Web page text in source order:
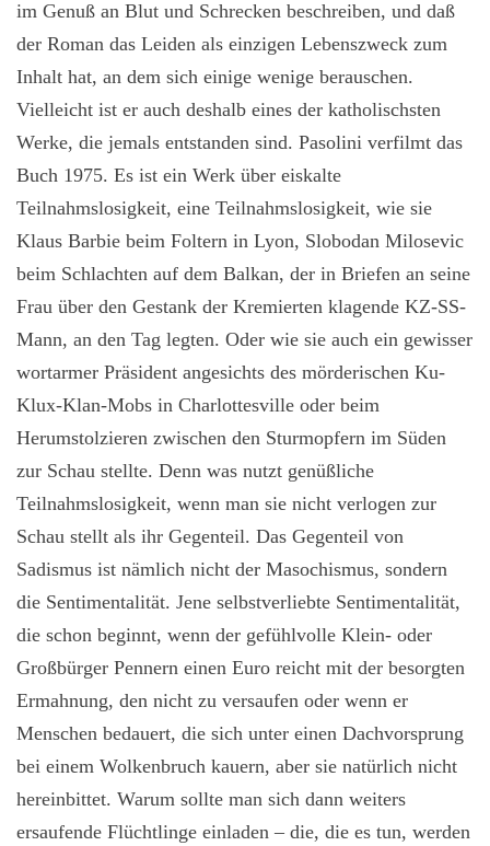
im Genuß an Blut und Schrecken beschreiben, und daß
der Roman das Leiden als einzigen Lebenszweck zum
Inhalt hat, an dem sich einige wenige berauschen.
Vielleicht ist er auch deshalb eines der katholischsten
Werke, die jemals entstanden sind. Pasolini verfilmt das
Buch 1975. Es ist ein Werk über eiskalte
Teilnahmslosigkeit, eine Teilnahmslosigkeit, wie sie
Klaus Barbie beim Foltern in Lyon, Slobodan Milosevic
beim Schlachten auf dem Balkan, der in Briefen an seine
Frau über den Gestank der Kremierten klagende KZ-SS-
Mann, an den Tag legten. Oder wie sie auch ein gewisser
wortarmer Präsident angesichts des mörderischen Ku-
Klux-Klan-Mobs in Charlottesville oder beim
Herumstolzieren zwischen den Sturmopfern im Süden
zur Schau stellte. Denn was nutzt genüßliche
Teilnahmslosigkeit, wenn man sie nicht verlogen zur
Schau stellt als ihr Gegenteil. Das Gegenteil von
Sadismus ist nämlich nicht der Masochismus, sondern
die Sentimentalität. Jene selbstverliebte Sentimentalität,
die schon beginnt, wenn der gefühlvolle Klein- oder
Großbürger Pennern einen Euro reicht mit der besorgten
Ermahnung, den nicht zu versaufen oder wenn er
Menschen bedauert, die sich unter einen Dachvorsprung
bei einem Wolkenbruch kauern, aber sie natürlich nicht
hereinbittet. Warum sollte man sich dann weiters
ersaufende Flüchtlinge einladen – die, die es tun, werden